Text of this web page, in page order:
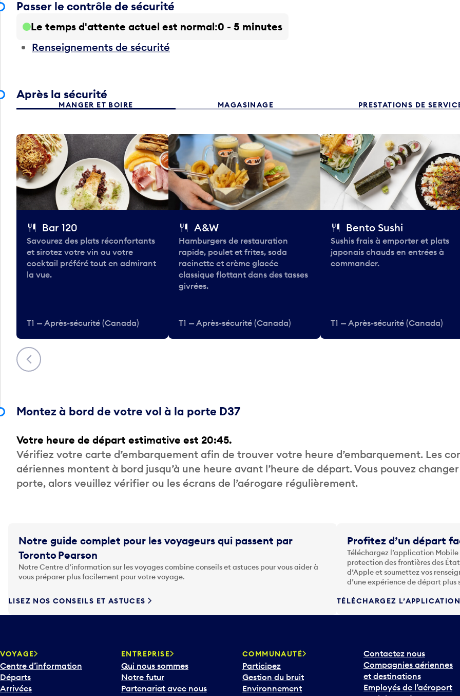
Passer le contrôle de sécurité
Le temps d'attente actuel est normal 0 - 5 minutes
Renseignements de sécurité
Après la sécurité
MANGER ET BOIRE MAGASINAGE PRESTATIONS DE
Précédent
Bar 120
Savourez des plats réconfortants
et sirotez votre vin ou votre
cocktail préféré tout en admirant
la vue.
T1 — Après-sécurité (Canada)
A&W
Hamburgers de restauration
rapide, poulet et frites, soda
racinette et crème glacée
classique flottant dans des tasses
givrées.
T1 — Après-sécurité (Canada)
Bento Sushi
Sushis frais à emporter et plats
japonais chauds en entrées à
commander.
T1 — Après-sécurité (Canada)
Montez à bord de votre vol à la porte D37
Votre heure de départ estimative est 20:45.
Vérifiez votre carte d’embarquement afin de trouver votre heure d’embarquement. Les
aériennes montent à bord jusqu’à une heure avant l’heure de départ. Vous pouvez
porte, alors veuillez vérifier ou les écrans de l’aérogare régulièrement.
Notre guide complet pour les voyageurs qui passent par
Toronto Pearson
Notre Centre d’information sur les voyages combine conseils et astuces pour vous aider à
vous préparer plus facilement pour votre voyage.
LISEZ NOS CONSEILS ET ASTUCES
Profitez d’un départ
Téléchargez l’application
protection des frontières des
d’Apple et soumettez vos
d’une expérience de départ plus
TÉLÉCHARGEZ L’APPLICATION
VOYAGE
Centre d’information
Départs
Arrivées
ENTREPRISE
Qui nous sommes
Notre futur
Partenariat avec nous
COMMUNAUTÉ
Participez
Gestion du bruit
Environnement
Contactez nous
Compagnies aériennes
et destinations
Employés de l’aéroport